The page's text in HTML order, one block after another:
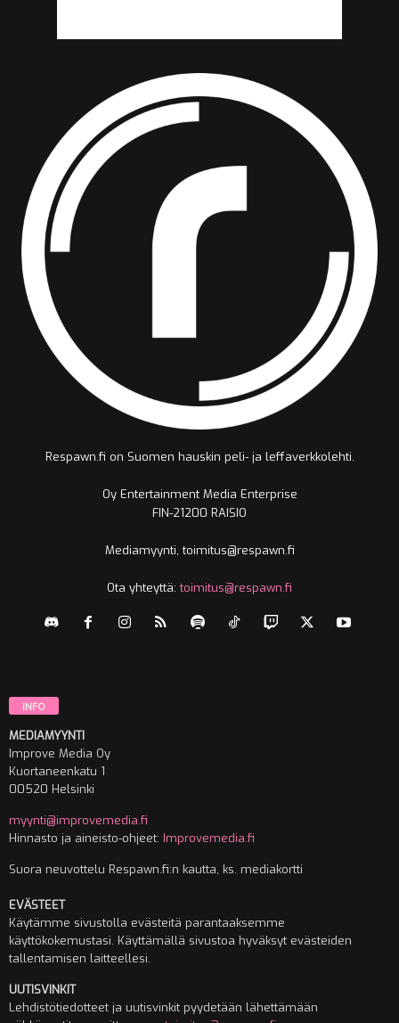
Respawn.fi on Suomen hauskin peli- ja leffaverkkolehti.
Oy Entertainment Media Enterprise
FIN-21200 RAISIO
Mediamyynti, toimitus@respawn.fi
Ota yhteyttä:toimitus@respawn.fi
INFO
MEDIAMYYNTI
Improve Media Oy
Kuortaneenkatu 1
00520 Helsinki
myynti@improvemedia.fi
Hinnasto ja aineisto-ohjeet: Improvemedia.fi
Suora neuvottelu Respawn.fi:n kautta, ks. mediakortti
EVÄSTEET
Käytämme sivustolla evästeitä parantaaksemme
käyttökokemustasi. Käyttämällä sivustoa hyväksyt evästeiden
tallentamisen laitteellesi.
UUTISVINKIT
Lehdistötiedotteet ja uutisvinkit pyydetään lähettämään